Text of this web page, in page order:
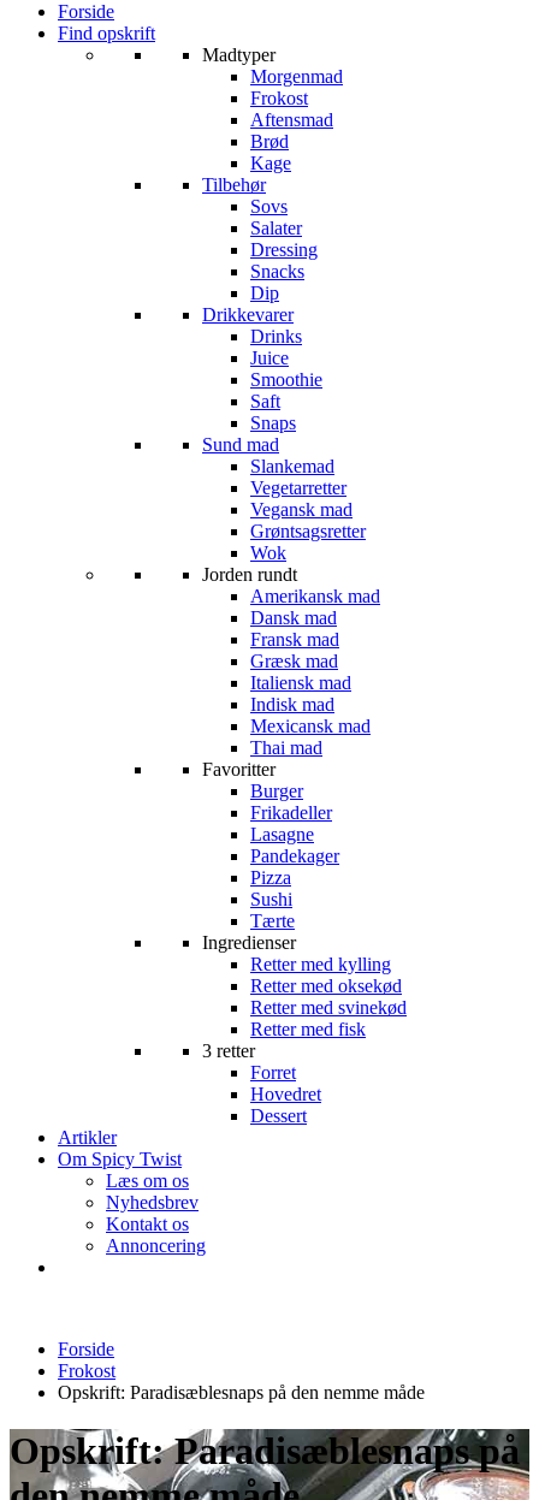
Forside
Find opskrift
Madtyper
Morgenmad
Frokost
Aftensmad
Brød
Kage
Tilbehør
Sovs
Salater
Dressing
Snacks
Dip
Drikkevarer
Drinks
Juice
Smoothie
Saft
Snaps
Sund mad
Slankemad
Vegetarretter
Vegansk mad
Grøntsagsretter
Wok
Jorden rundt
Amerikansk mad
Dansk mad
Fransk mad
Græsk mad
Italiensk mad
Indisk mad
Mexicansk mad
Thai mad
Favoritter
Burger
Frikadeller
Lasagne
Pandekager
Pizza
Sushi
Tærte
Ingredienser
Retter med kylling
Retter med oksekød
Retter med svinekød
Retter med fisk
3 retter
Forret
Hovedret
Dessert
Artikler
Om Spicy Twist
Læs om os
Nyhedsbrev
Kontakt os
Annoncering
Forside
Frokost
Opskrift: Paradisæblesnaps på den nemme måde
Opskrift: Paradisæblesnaps på